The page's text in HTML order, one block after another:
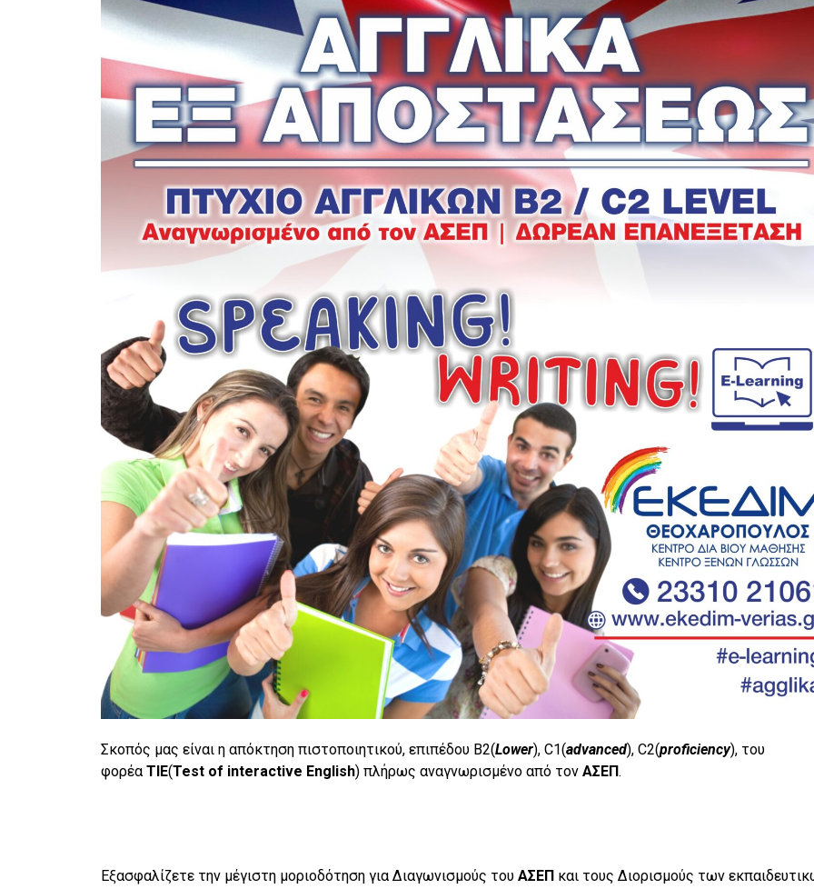
Σκοπός μας είναι η απόκτηση πιστοποιητικού, επιπέδου B2(Lower), C1(advanced), C2(proficiency), του
φορέα TIE(Test of interactive English) πλήρως αναγνωρισμένο από τον ΑΣΕΠ.
Εξασφαλίζετε την μέγιστη μοριοδότηση για Διαγωνισμούς του ΑΣΕΠκαι τους Διορισμούς των